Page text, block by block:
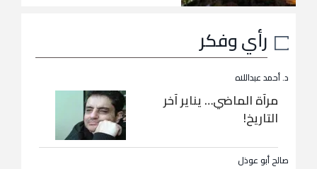
رأي وفكر
د. أحمد عبداللاه
مرآة الماضي… يناير آخر
التاريخ!
صالح أبو عوذل